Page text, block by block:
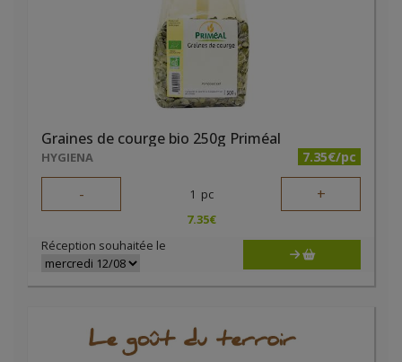
Graines de courge bio 250g Priméal
HYGIENA 7.35€/pc
- 1 pc +
7.35€
Réception souhaitée le